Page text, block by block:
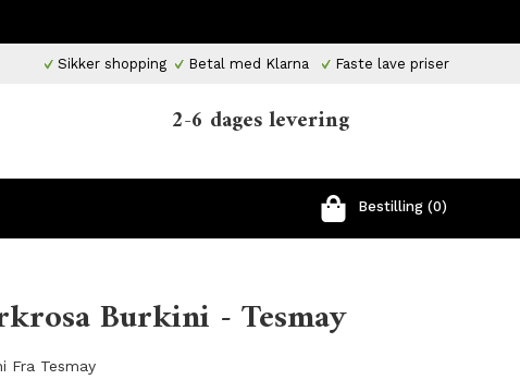
Sikker shopping Betal med Klarna Faste lave priser
2-6 dages levering
Bestilling (0)
Burkini - Tesmay
Fra Tesmay